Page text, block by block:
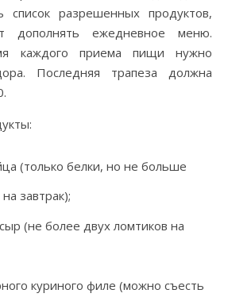
разрешенных продуктов,
дополнять ежедневное меню.
каждого приема пищи нужно
Последняя трапеза должна
(только белки, но не больше
завтрак);
(не более двух ломтиков на
куриного филе (можно съесть